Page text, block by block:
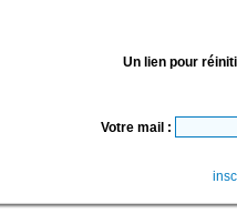
Un lien pour
Votre mail :